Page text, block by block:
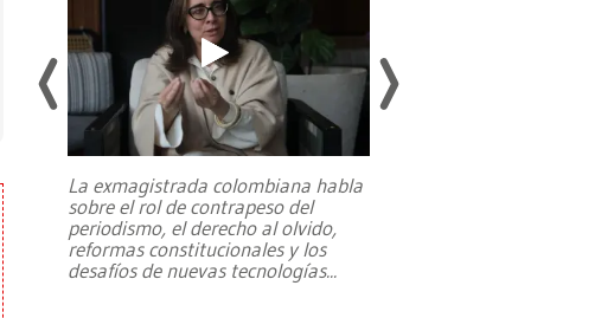
La exmagistrada colombiana habla
sobre el rol de contrapeso del
periodismo, el derecho al olvido,
reformas constitucionales y los
desafíos de nuevas tecnologías...